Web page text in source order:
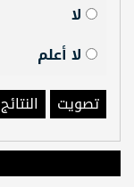
لا
لا أعلم
تصويت
النتائج